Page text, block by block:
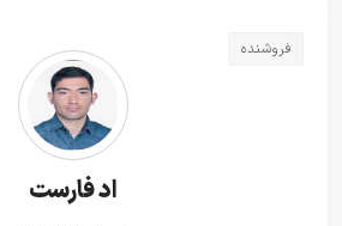
فروشنده
اد فارست